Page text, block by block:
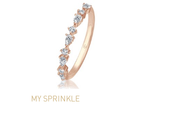
MY SPRINKLE